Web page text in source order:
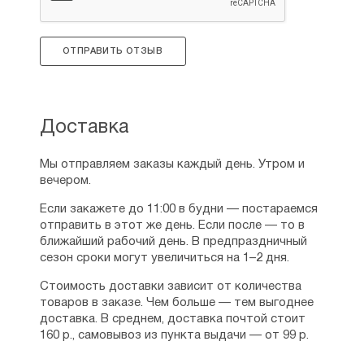
ОТПРАВИТЬ ОТЗЫВ
Доставка
Мы отправляем заказы каждый день. Утром и
вечером.
Если закажете до 11:00 в будни — постараемся
отправить в этот же день. Если после — то в
ближайший рабочий день. В предпраздничный
сезон сроки могут увеличиться на 1–2 дня.
Стоимость доставки зависит от количества
товаров в заказе. Чем больше — тем выгоднее
доставка. В среднем, доставка почтой стоит
160 р., самовывоз из пункта выдачи — от 99 р.